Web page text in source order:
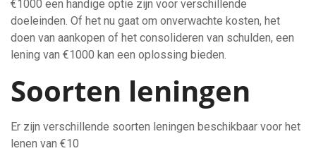
€1000 een handige optie zijn voor verschillende
doeleinden. Of het nu gaat om onverwachte kosten, het
doen van aankopen of het consolideren van schulden, een
lening van €1000 kan een oplossing bieden.
Soorten leningen
Er zijn verschillende soorten leningen beschikbaar voor het
lenen van €10